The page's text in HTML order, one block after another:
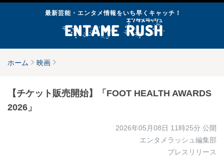
最新芸能・エンタメ情報をいち早くキャッチ！
ホーム 映画
【チケット販売開始】「FOOT HEALTH AWARDS
2026」
2026年05月08日 11時25分 公開
エンタメラッシュ編集部
プレスリリース